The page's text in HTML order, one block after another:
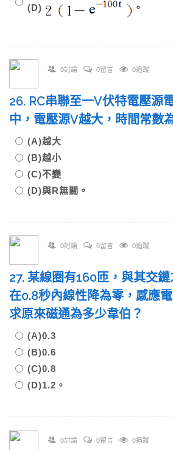
(D) 。
0討論 0留言 0追蹤
26. RC串聯至一V伏特電壓源
中，電壓源V越大，時間常數
(A)越大
(B)越小
(C)不變
(D)與R無關。
0討論 0留言 0追蹤
27. 某線圈有160匝，與其交
在0.8秒內線性降為零，感應
求原來磁通為多少韋伯？
(A)0.3
(B)0.6
(C)0.8
(D)1.2。
0討論 0留言 0追蹤